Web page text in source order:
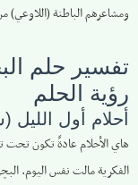
ومشاعرهم الباطنة (اللاوعي)
تفسير حلم
رؤية الحلم
أحلام أول الليل (ساعة 9 ليلًا إلى
هاي الأحلام عادةً تكون تحت
الفكرية مالت نفس اليوم.